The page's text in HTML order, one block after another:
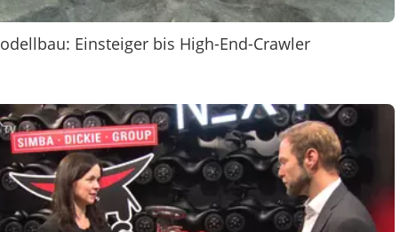
Einsteiger bis High-End-Crawler